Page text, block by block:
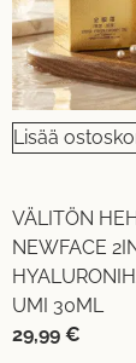
Lisää
VÄLITÖN
NEWFACE
UMI 30ML
29,99 €